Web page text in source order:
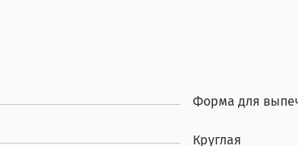
Форма для
Круглая